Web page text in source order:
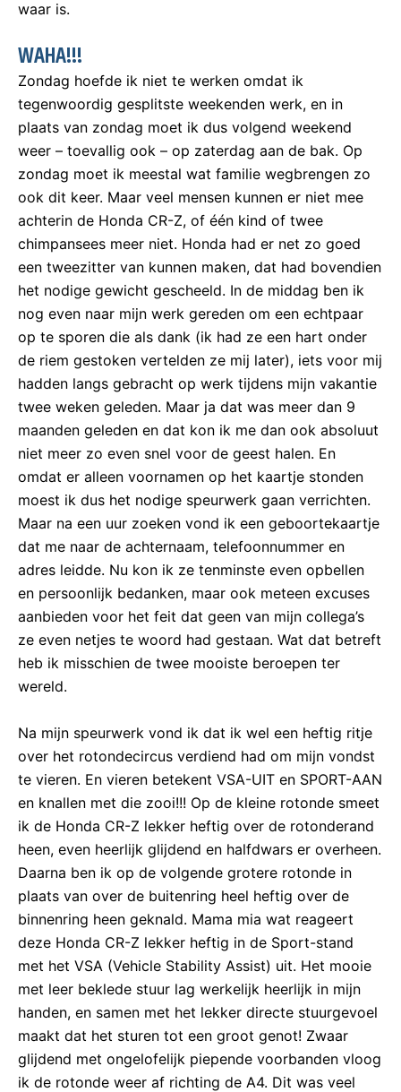
waar is.
WAHA!!!
Zondag hoefde ik niet te werken omdat ik
tegenwoordig gesplitste weekenden werk, en in
plaats van zondag moet ik dus volgend weekend
weer – toevallig ook – op zaterdag aan de bak. Op
zondag moet ik meestal wat familie wegbrengen zo
ook dit keer. Maar veel mensen kunnen er niet mee
achterin de Honda CR-Z, of één kind of twee
chimpansees meer niet. Honda had er net zo goed
een tweezitter van kunnen maken, dat had bovendien
het nodige gewicht gescheeld. In de middag ben ik
nog even naar mijn werk gereden om een echtpaar
op te sporen die als dank (ik had ze een hart onder
de riem gestoken vertelden ze mij later), iets voor mij
hadden langs gebracht op werk tijdens mijn vakantie
twee weken geleden. Maar ja dat was meer dan 9
maanden geleden en dat kon ik me dan ook absoluut
niet meer zo even snel voor de geest halen. En
omdat er alleen voornamen op het kaartje stonden
moest ik dus het nodige speurwerk gaan verrichten.
Maar na een uur zoeken vond ik een geboortekaartje
dat me naar de achternaam, telefoonnummer en
adres leidde. Nu kon ik ze tenminste even opbellen
en persoonlijk bedanken, maar ook meteen excuses
aanbieden voor het feit dat geen van mijn collega’s
ze even netjes te woord had gestaan. Wat dat betreft
heb ik misschien de twee mooiste beroepen ter
wereld.
Na mijn speurwerk vond ik dat ik wel een heftig ritje
over het rotondecircus verdiend had om mijn vondst
te vieren. En vieren betekent VSA-UIT en SPORT-AAN
en knallen met die zooi!!! Op de kleine rotonde smeet
ik de Honda CR-Z lekker heftig over de rotonderand
heen, even heerlijk glijdend en halfdwars er overheen.
Daarna ben ik op de volgende grotere rotonde in
plaats van over de buitenring heel heftig over de
binnenring heen geknald. Mama mia wat reageert
deze Honda CR-Z lekker heftig in de Sport-stand
met het VSA (Vehicle Stability Assist) uit. Het mooie
met leer beklede stuur lag werkelijk heerlijk in mijn
handen, en samen met het lekker directe stuurgevoel
maakt dat het sturen tot een groot genot! Zwaar
glijdend met ongelofelijk piepende voorbanden vloog
ik de rotonde weer af richting de A4. Dit was veel